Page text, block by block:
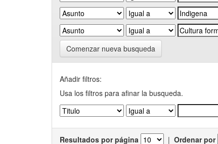
Comenzar nueva busqueda
Añadir filtros:
Usa los filtros para afinar la busqueda.
Resultados por página | Ordenar por